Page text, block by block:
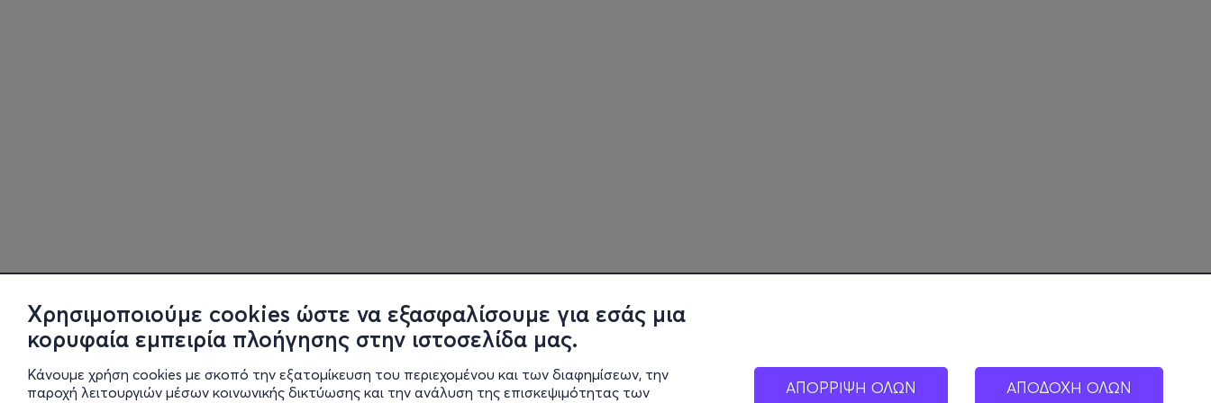
Χρησιμοποιούμε cookies ώστε να εξασφαλίσουμε για εσάς μια
κορυφαία εμπειρία πλοήγησης στην ιστοσελίδα μας.
Κάνουμε χρήση cookies με σκοπό την εξατομίκευση του περιεχομένου και των διαφημίσεων, την
παροχή λειτουργιών μέσων κοινωνικής δικτύωσης και την ανάλυση της επισκεψιμότητας των
ΑΠΟΡΡΙΨΗ ΟΛΩΝ ΑΠΟΔΟΧΗ ΟΛΩΝ